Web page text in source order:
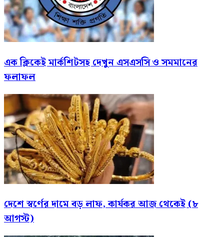
এক ক্লিকেই মার্কশিটসহ দেখুন এসএসসি ও সমমানের
ফলাফল
দেশে স্বর্ণের দামে বড় লাফ, কার্যকর আজ থেকেই (৮
আগস্ট)